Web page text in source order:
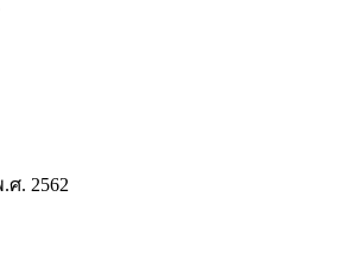
. 2562